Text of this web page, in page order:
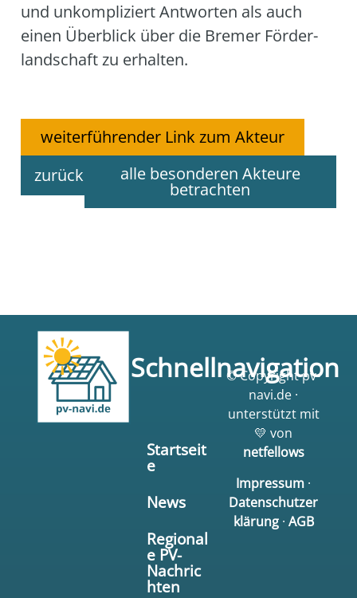
und unkom­pli­ziert Ant­wor­ten als auch
einen Über­blick über die Bre­mer För­der­
land­schaft zu erhal­ten.
weiterführender Link zum Akteur
zurück
alle besonderen Akteure
betrachten
Schnellnavigation
Startseit
e
News
Regional
e PV-
Nachric
hten
© Copyright pv-
navi.de ·
unterstützt mit
💛 von
netfellows
Impressum ·
Datenschutzer
klärung· AGB